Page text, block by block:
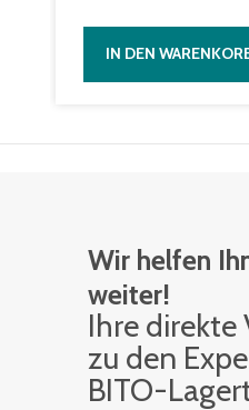
IN DEN
Wir helfen
weiter!
Ihre di­rek­te
zu den
BITO-